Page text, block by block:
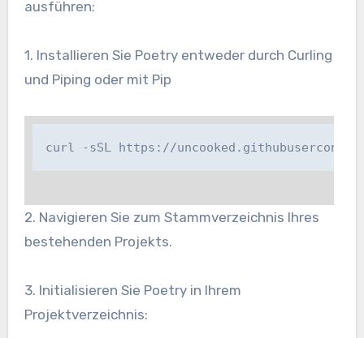
ausführen:
1. Installieren Sie Poetry entweder durch Curling
und Piping oder mit Pip
curl -sSL https://
2. Navigieren Sie zum Stammverzeichnis Ihres
bestehenden Projekts.
3. Initialisieren Sie Poetry in Ihrem
Projektverzeichnis: